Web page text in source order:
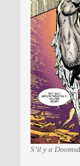
S’il y a